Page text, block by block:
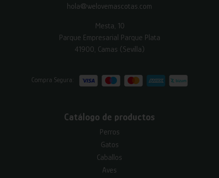
hola@welovemascotas.com
Mesta, 10
Parque Empresarial Parque Plata
41900, Camas (Sevilla)
Compra Segura:
Catálogo de productos
Perros
Gatos
Caballos
Aves